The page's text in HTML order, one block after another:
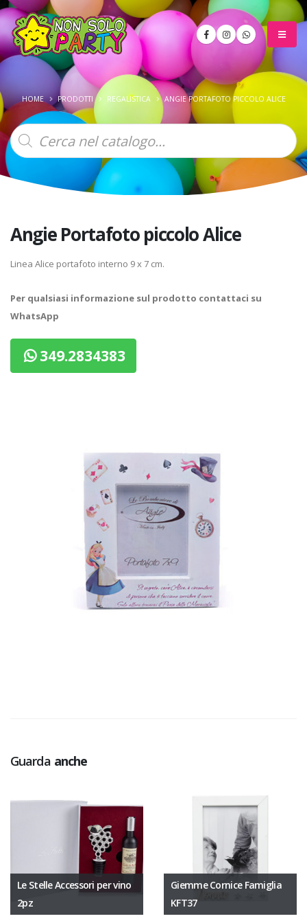
HOME PRODOTTI REGALISTICA ANGIE PORTAFOTO PICCOLO ALICE
Products
search
Angie Portafoto piccolo Alice
Linea Alice portafoto interno 9 x 7 cm.
Per qualsiasi informazione sul prodotto contattaci su
WhatsApp
349.2834383
Guarda anche
Le Stelle Accessori per vino
2pz
Giemme Cornice Famiglia
KFT37